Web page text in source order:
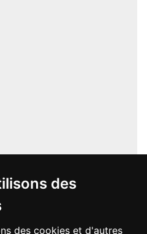
des
des cookies et d'autres